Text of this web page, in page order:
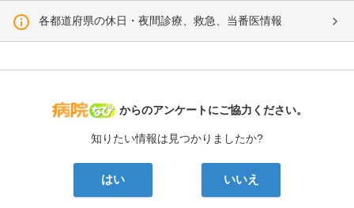
各都道府県の休日・夜間診療、救急、当番医情報
病院なび
からのアンケートにご協力ください。
知りたい情報は見つかりましたか?
はい いいえ